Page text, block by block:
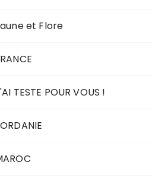
et Flore
TESTE POUR VOUS !